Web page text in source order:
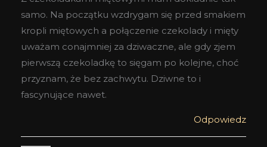
samo. Na początku wzdrygam się przed smakiem
kropli miętowych a połączenie czekolady i mięty
uważam conajmniej za dziwaczne, ale gdy zjem
pierwszą czekoladkę to sięgam po kolejne, choć
przyznam, że bez zachwytu. Dziwne to i
fascynujące nawet.
Odpowiedz